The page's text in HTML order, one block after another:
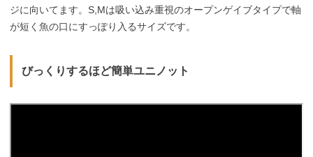
ジに向いてます。S,Mは吸い込み重視のオープンゲイブタイプで軸
が短く魚の口にすっぽり入るサイズです。
びっくりするほど簡単ユニノット